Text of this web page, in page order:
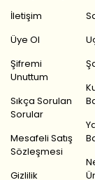
İletişim
Üye Ol
Şifremi
Unuttum
Sıkça Sorulan
Sorular
Mesafeli Satış
Sözleşmesi
Gizlilik